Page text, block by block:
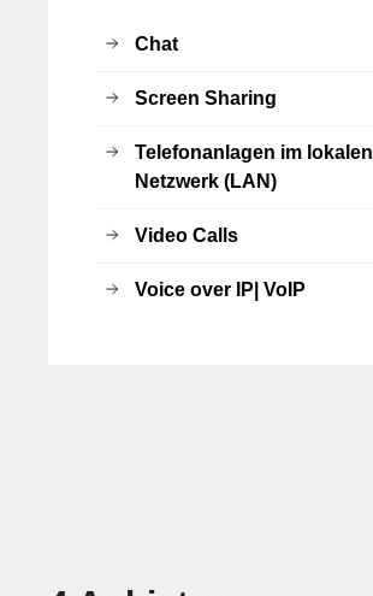
Chat
Screen Sharing
Telefonanlagen im lokalen
Netzwerk (LAN)
Video Calls
Voice over IP| VoIP